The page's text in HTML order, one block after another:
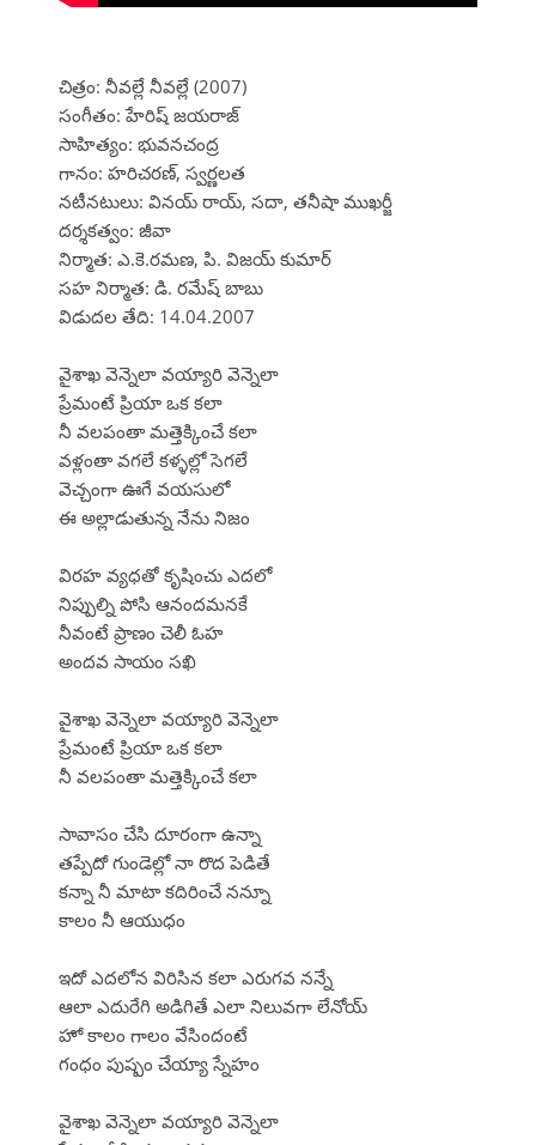
చిత్రం: నీవల్లే నీవల్లే (2007)
సంగీతం: హేరిష్ జయరాజ్
సాహిత్యం: భువనచంద్ర
గానం: హరిచరణ్, స్వర్ణలత
నటీనటులు: వినయ్ రాయ్, సదా, తనీషా ముఖర్జీ
దర్శకత్వం: జీవా
నిర్మాత: ఎ.కె.రమణ, పి. విజయ్ కుమార్
సహ నిర్మాత: డి. రమేష్ బాబు
విడుదల తేది: 14.04.2007
వైశాఖ వెన్నెలా వయ్యారి వెన్నెలా
ప్రేమంటే ప్రియా ఒక కలా
నీ వలపంతా మత్తెక్కించే కలా
వళ్లంతా వగలే కళ్ళల్లో సెగలే
వెచ్చంగా ఊగే వయసులో
ఈ అల్లాడుతున్న నేను నిజం
విరహ వ్యధతో కృషించు ఎదలో
నిప్పుల్ని పోసి ఆనందమనకే
నీవంటే ప్రాణం చెలీ ఓహ
అందవ సాయం సఖి
వైశాఖ వెన్నెలా వయ్యారి వెన్నెలా
ప్రేమంటే ప్రియా ఒక కలా
నీ వలపంతా మత్తెక్కించే కలా
సావాసం చేసి దూరంగా ఉన్నా
తప్పేదో గుండెల్లో నా రొద పెడితే
కన్నా నీ మాటా కదిరించే నన్నూ
కాలం నీ ఆయుధం
ఇదో ఎదలోన విరిసిన కలా ఎరుగవ నన్నే
ఆలా ఎదురేగి అడిగితే ఎలా నిలువగా లేనోయ్
హో కాలం గాలం వేసిందంటే
గంధం పుష్పం చేయ్యా స్నేహం
వైశాఖ వెన్నెలా వయ్యారి వెన్నెలా